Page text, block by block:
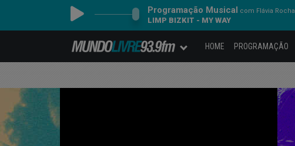
Programação Musical com Flávia Rocha
LIMP BIZKIT - MY WAY
HOME PROGRAMAÇÃO